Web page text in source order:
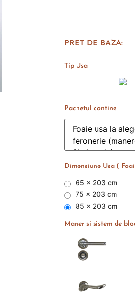
PRET DE BAZA:
Tip Usa
Pachetul contine
Dimensiune Usa (
65 x 203 cm
75 x 203 cm
85 x 203 cm
Maner si sistem de